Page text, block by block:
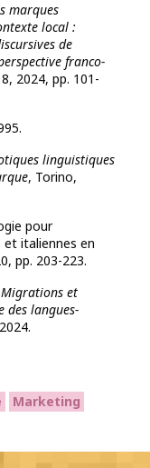
marques
local :
de
franco-
2024, pp. 101-
linguistiques
, Torino,
pour
et italiennes en
pp. 203-223.
Migrations et
des langues-
Marketing